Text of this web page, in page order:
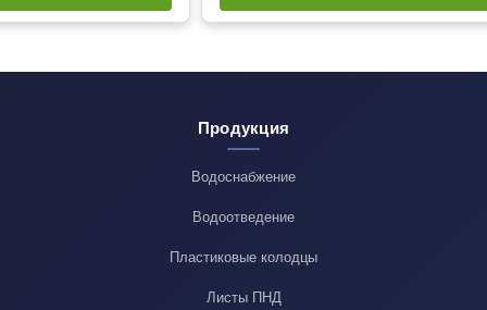
Продукция
Водоснабжение
Водоотведение
Пластиковые колодцы
Листы ПНД